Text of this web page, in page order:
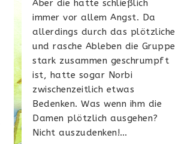
Aber die hatte schließlich
immer vor allem Angst. Da
allerdings durch das plötzliche
und rasche Ableben die Gruppe
stark zusammen geschrumpft
ist, hatte sogar Norbi
zwischenzeitlich etwas
Bedenken. Was wenn ihm die
Damen plötzlich ausgehen?
Nicht auszudenken!…